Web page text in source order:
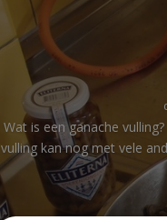
Wat is een ganache
vulling kan nog met vele